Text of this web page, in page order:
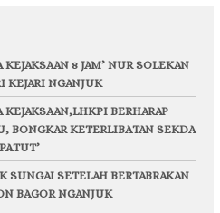
8 JAM’ NUR SOLEKAN
KEJARI NGANJUK
BERHARAP
BONGKAR KETERLIBATAN SEKDA
SUNGAI SETELAH BERTABRAKAN
BAGOR NGANJUK